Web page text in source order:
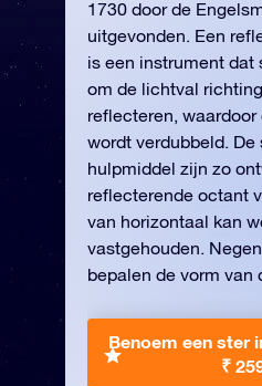
1730 door de
uitgevonden. Een
is een instrument dat
om de lichtval
reflecteren,
wordt verdubbeld.
hulpmiddel zijn zo
reflecterende octant
van horizontaal kan
vastgehouden.
bepalen de vorm van
Benoem een ster
₹